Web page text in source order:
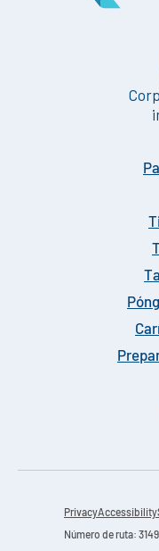
PrivacyAccessibility
Número de ruta: